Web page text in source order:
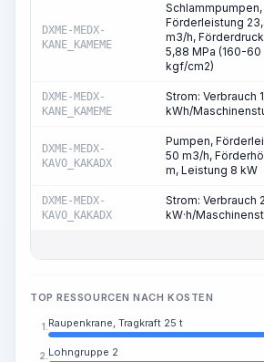
DXME-MEDX-
KANE_KAMEME
Schlammpumpen,
Förderleistung
m3/h,
5,88 MPa (160-60
kgf/cm2)
DXME-MEDX-
KANE_KAMEME
Strom: Verbrauch
kWh/
DXME-MEDX-
KAVO_KAKADX
Pumpen,
50 m3/h,
m, Leistung 8 kW
DXME-MEDX-
KAVO_KAKADX
Strom: Verbrauch
kW·h/
TOP RESSOURCEN NACH KOSTEN
1. Raupenkrane, Tragkraft 25 t
2. Lohngruppe 2